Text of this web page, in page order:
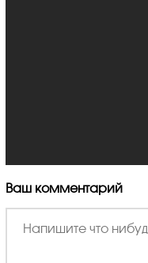
Ваш комментарий